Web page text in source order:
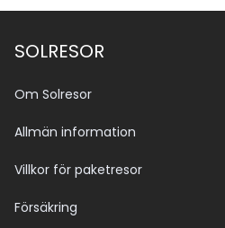
SOLRESOR
Om Solresor
Allmän information
Villkor för paketresor
Försäkring